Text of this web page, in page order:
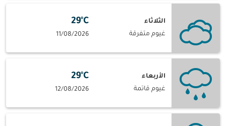
الثلاثاء
غيوم متفرقة
29°C
11/08/2026
الأربعاء
غيوم قاتمة
29°C
12/08/2026